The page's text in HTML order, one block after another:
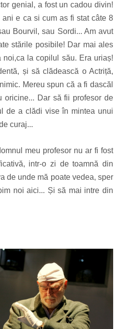
genial, a fost un cadou divin!
ani e ca si cum as fi stat câte 8
Bourvil, sau Sordi... Am avut
stările posibile! Dar mai ales
la copilul său. Era uriaș!
și să clădească o Actriță,
Mereu spun că a fi dascăl
oricine... Dar să fii profesor de
de a clădi vise în mintea unui
curaj...
meu profesor nu ar fi fost
intr-o zi de toamnă din
de unde mă poate vedea, sper
noi aici... Și să mai intre din